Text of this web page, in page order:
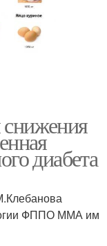
диабета
ФППО ММА им